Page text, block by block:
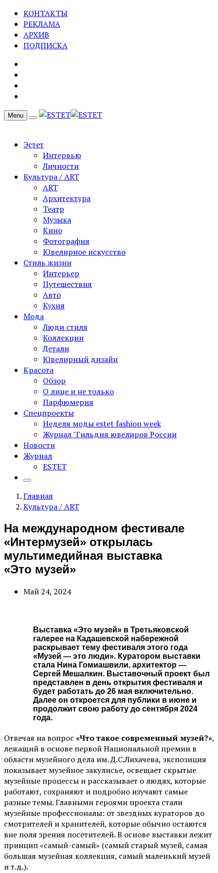
КОНТАКТЫ
РЕКЛАМА
АРХИВ
ПОДПИСКА
Menu
Эстет
Интервью
Личности
Культура / ART
ART
Архитектура
Театр
Музыка
Кино
Фотография
Ювелирное искусство
Стиль жизни
Интерьер
Путешествия
Авто
Кухня
Мода
Люди стиля
Коллекции
Детали
Ювелирный дизайн
Красота
Обзор
О лице и не только
Парфюмерия
Спецпроекты
Неделя моды estet fashion week
Журнал "Гильдия ювелиров России
Новости
Журнал
ESTET
Главная
Культура / ART
На международном фестивале
«Интермузей» открылась
мультимедийная выставка
«Это музей»
Май 24, 2024
Выставка «Это музей» в Третьяковской
галерее на Кадашевской набережной
раскрывает тему фестиваля этого года
«Музей — это люди». Куратором выставки
стала Нина Гомиашвили, архитектор —
Сергей Мешалкин. Выставочный проект был
представлен в день открытия фестиваля и
будет работать до 26 мая включительно.
Далее он откроется для публики в июне и
продолжит свою работу до сентября 2024
года.
Отвечая на вопрос «Что такое современный музей?»,
лежащий в основе первой Национальной премии в
области музейного дела им. Д.С.Лихачева, экспозиция
показывает музейное закулисье, освещает скрытые
музейные процессы и рассказывает о людях, которые
работают, сохраняют и подробно изучают самые
разные темы. Главными героями проекта стали
музейные профессионалы: от звездных кураторов до
смотрителей и хранителей, которые обычно остаются
вне поля зрения посетителей. В основе выставки лежит
принцип «самый-самый» (самый старый музей, самая
большая музейная коллекция, самый маленький музей
и т.д.).